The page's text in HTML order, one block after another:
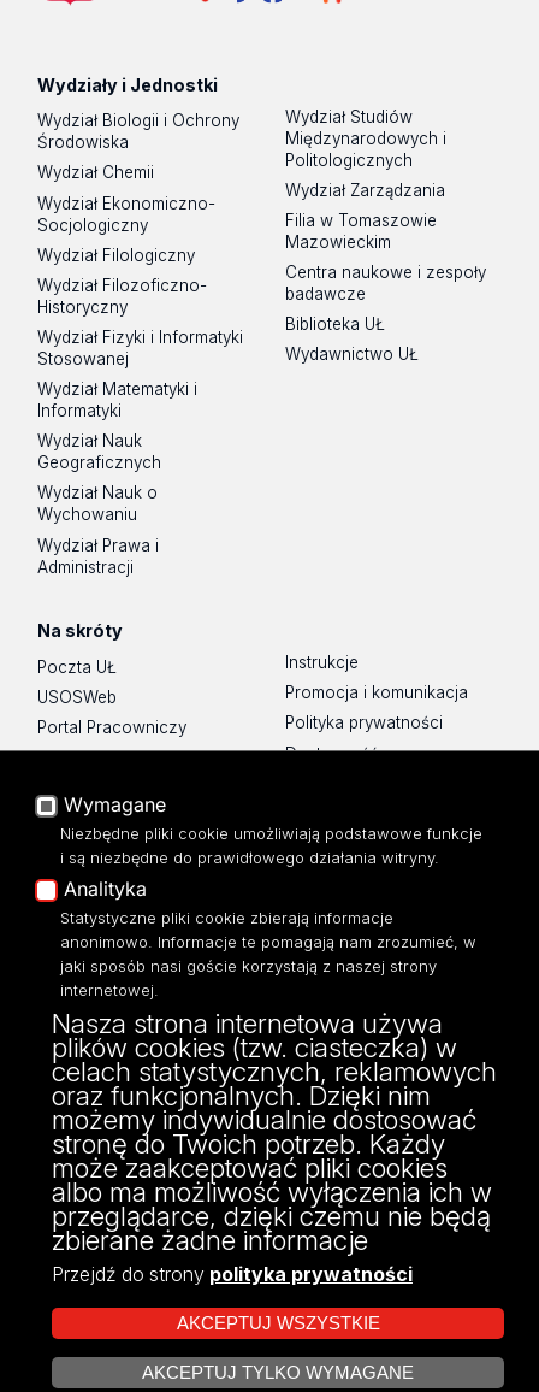
Wydziały i Jednostki
Wydział Biologii i Ochrony
Środowiska
Wydział Chemii
Wydział Ekonomiczno-
Socjologiczny
Wydział Filologiczny
Wydział Filozoficzno-
Historyczny
Wydział Fizyki i Informatyki
Stosowanej
Wydział Matematyki i
Informatyki
Wydział Nauk
Geograficznych
Wydział Nauk o
Wychowaniu
Wydział Prawa i
Administracji
Wydział Studiów
Międzynarodowych i
Politologicznych
Wydział Zarządzania
Filia w Tomaszowie
Mazowieckim
Centra naukowe i zespoły
badawcze
Biblioteka UŁ
Wydawnictwo UŁ
Na skróty
Poczta UŁ
USOSWeb
Portal Pracowniczy
Baza Aktów Własnych
Moodle
Eksperci UŁ
Polityka Prywatności
Dostępność
Instrukcje
Promocja i komunikacja
Polityka prywatności
Dostępność
Bufet ☕
ul. Kopcińskiego 8/12
90-232 Łódź
NIP: 724-000-32-43
fax: 42/635 47 85
dziekanat@wpia.uni.lodz.pl
Projekt Multiportalu UŁ współfinansowany z funduszy Unii Europejskiej w
Wymagane
Niezbędne pliki cookie umożliwiają podstawowe funkcje
i są niezbędne do prawidłowego działania witryny.
Analityka
Statystyczne pliki cookie zbierają informacje
anonimowo. Informacje te pomagają nam zrozumieć, w
jaki sposób nasi goście korzystają z naszej strony
internetowej.
Nasza strona internetowa używa
plików cookies (tzw. ciasteczka) w
celach statystycznych, reklamowych
oraz funkcjonalnych. Dzięki nim
możemy indywidualnie dostosować
stronę do Twoich potrzeb. Każdy
może zaakceptować pliki cookies
albo ma możliwość wyłączenia ich w
przeglądarce, dzięki czemu nie będą
zbierane żadne informacje
Przejdź do strony polityka prywatności
AKCEPTUJ WSZYSTKIE
AKCEPTUJ TYLKO WYMAGANE